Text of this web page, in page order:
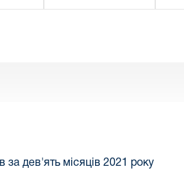
за дев'ять місяців 2021 року